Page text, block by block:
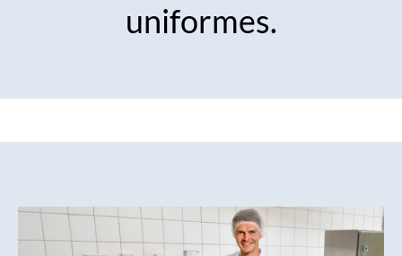
uniformes.